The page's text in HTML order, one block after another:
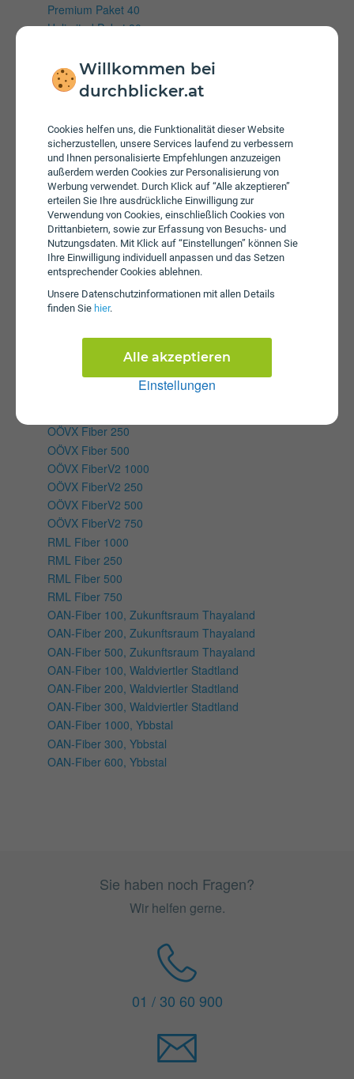
Willkommen bei
durchblicker.at
Cookies helfen uns, die Funktionalität dieser Website
sicherzustellen, unsere Services laufend zu verbessern
und Ihnen personalisierte Empfehlungen anzuzeigen
außerdem werden Cookies zur Personalisierung von
Werbung verwendet. Durch Klick auf “Alle akzeptieren”
erteilen Sie Ihre ausdrückliche Einwilligung zur
Verwendung von Cookies, einschließlich Cookies von
Drittanbietern, sowie zur Erfassung von Besuchs- und
Nutzungsdaten. Mit Klick auf “Einstellungen” können Sie
Ihre Einwilligung individuell anpassen und das Setzen
entsprechender Cookies ablehnen.
Unsere Daten­schutz­informationen mit allen Details
finden Sie hier.
Einstellungen
Alle akzeptieren
Premium Paket 40
Unlimited Paket 80
OAN-Fiber 200, OpenNet
OAN-Fiber 500, OpenNet
NSVX Fiber 1000
NSVX Fiber 500
NOE Fiber 1000
NOE Fiber 125
NOE Fiber 150
NOE Fiber 250
NOE Fiber 500
ÖGIG Fiber 1000
ÖGIG Fiber 150
ÖGIG Fiber 500
OÖFE Fiber 150
OÖFE Fiber 250
OÖFE Fiber 500
OÖVX Fiber 250
OÖVX Fiber 500
OÖVX FiberV2 1000
OÖVX FiberV2 250
OÖVX FiberV2 500
OÖVX FiberV2 750
RML Fiber 1000
RML Fiber 250
RML Fiber 500
RML Fiber 750
OAN-Fiber 100, Zukunftsraum Thayaland
OAN-Fiber 200, Zukunftsraum Thayaland
OAN-Fiber 500, Zukunftsraum Thayaland
OAN-Fiber 100, Waldviertler Stadtland
OAN-Fiber 200, Waldviertler Stadtland
OAN-Fiber 300, Waldviertler Stadtland
OAN-Fiber 1000, Ybbstal
OAN-Fiber 300, Ybbstal
OAN-Fiber 600, Ybbstal
Sie haben noch Fragen?
Wir helfen gerne.
01 / 30 60 900